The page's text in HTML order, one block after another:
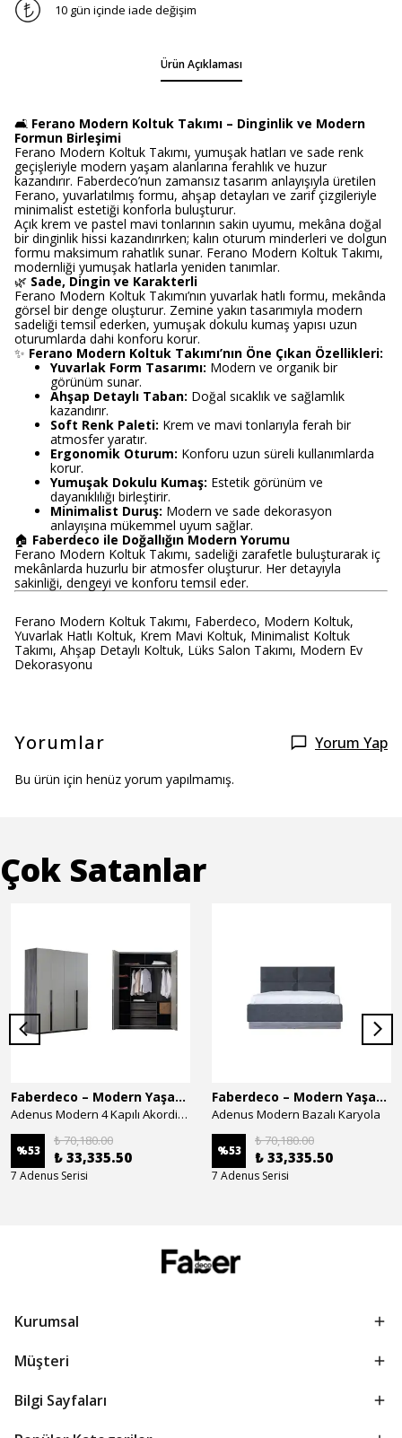
10 gün içinde iade değişim
Ürün Açıklaması
🛋️ Ferano Modern Koltuk Takımı – Dinginlik ve Modern
Formun Birleşimi
Ferano Modern Koltuk Takımı, yumuşak hatları ve sade renk
geçişleriyle modern yaşam alanlarına ferahlık ve huzur
kazandırır. Faberdeco’nun zamansız tasarım anlayışıyla üretilen
Ferano, yuvarlatılmış formu, ahşap detayları ve zarif çizgileriyle
minimalist estetiği konforla buluşturur.
Açık krem ve pastel mavi tonlarının sakin uyumu, mekâna doğal
bir dinginlik hissi kazandırırken; kalın oturum minderleri ve dolgun
formu maksimum rahatlık sunar. Ferano Modern Koltuk Takımı,
modernliği yumuşak hatlarla yeniden tanımlar.
🌿 Sade, Dingin ve Karakterli
Ferano Modern Koltuk Takımı’nın yuvarlak hatlı formu, mekânda
görsel bir denge oluşturur. Zemine yakın tasarımıyla modern
sadeliği temsil ederken, yumuşak dokulu kumaş yapısı uzun
oturumlarda dahi konforu korur.
✨ Ferano Modern Koltuk Takımı’nın Öne Çıkan Özellikleri:
Yuvarlak Form Tasarımı: Modern ve organik bir
görünüm sunar.
Ahşap Detaylı Taban: Doğal sıcaklık ve sağlamlık
kazandırır.
Soft Renk Paleti: Krem ve mavi tonlarıyla ferah bir
atmosfer yaratır.
Ergonomik Oturum: Konforu uzun süreli kullanımlarda
korur.
Yumuşak Dokulu Kumaş: Estetik görünüm ve
dayanıklılığı birleştirir.
Minimalist Duruş: Modern ve sade dekorasyon
anlayışına mükemmel uyum sağlar.
🏠 Faberdeco ile Doğallığın Modern Yorumu
Ferano Modern Koltuk Takımı, sadeliği zarafetle buluşturarak iç
mekânlarda huzurlu bir atmosfer oluşturur. Her detayıyla
sakinliği, dengeyi ve konforu temsil eder.
Ferano Modern Koltuk Takımı, Faberdeco, Modern Koltuk,
Yuvarlak Hatlı Koltuk, Krem Mavi Koltuk, Minimalist Koltuk
Takımı, Ahşap Detaylı Koltuk, Lüks Salon Takımı, Modern Ev
Dekorasyonu
Yorumlar Yorum Yap
Bu ürün için henüz yorum yapılmamış.
Çok Satanlar
Faberdeco – Modern Yaşam Alanları İçin Özel Tasarım Mobilyalar
Adenus Modern 4 Kapılı Akordion Dolap
%53
₺ 70,180.00
₺ 33,335.50
7 Adenus Serisi
Faberdeco – Modern Yaşam Alanları İçin Özel Tasarım Mobilyalar
Adenus Modern Bazalı Karyola
%53
₺ 70,180.00
₺ 33,335.50
7 Adenus Serisi
Kurumsal
Müşteri
Bilgi Sayfaları